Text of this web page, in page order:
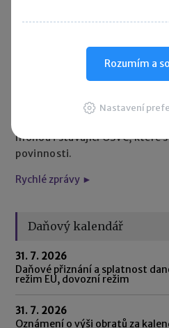
paušální režim nebo
podnikání v rámci Evropské
nezapočítává do doby
mohou i stávající OSVČ, které
povinnosti.
Rychlé zprávy ►
Daňový kalendář
31. 7. 2026
Daňové přiznání a splatnost
režim EU, dovozní režim
31. 7. 2026
Oznámení o výši obratů za
Rozumím a
Nastavení